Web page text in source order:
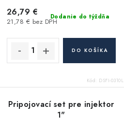
Dodanie do týždňa
21,78 € bez DPH
26,79 €
DO KOŠÍKA
Kód: DSFI-0310L
Pripojovací set pre injektor
1"